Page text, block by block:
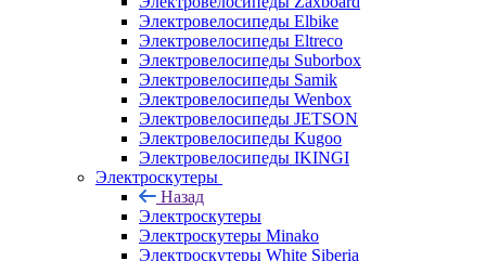
Электровелосипеды Elbike
Электровелосипеды Eltreco
Электровелосипеды Suborbox
Электровелосипеды Samik
Электровелосипеды Wenbox
Электровелосипеды JETSON
Электровелосипеды Kugoo
Электровелосипеды IKINGI
Электроскутеры
Назад
Электроскутеры
Электроскутеры Minako
Электроскутеры White Siberia